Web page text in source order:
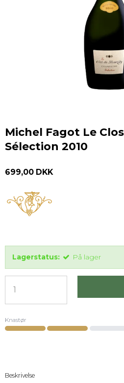
Michel Fagot Le
Sélection 2010
699,00 DKK
Lagerstatus: På lager
Knastør
Beskrivelse